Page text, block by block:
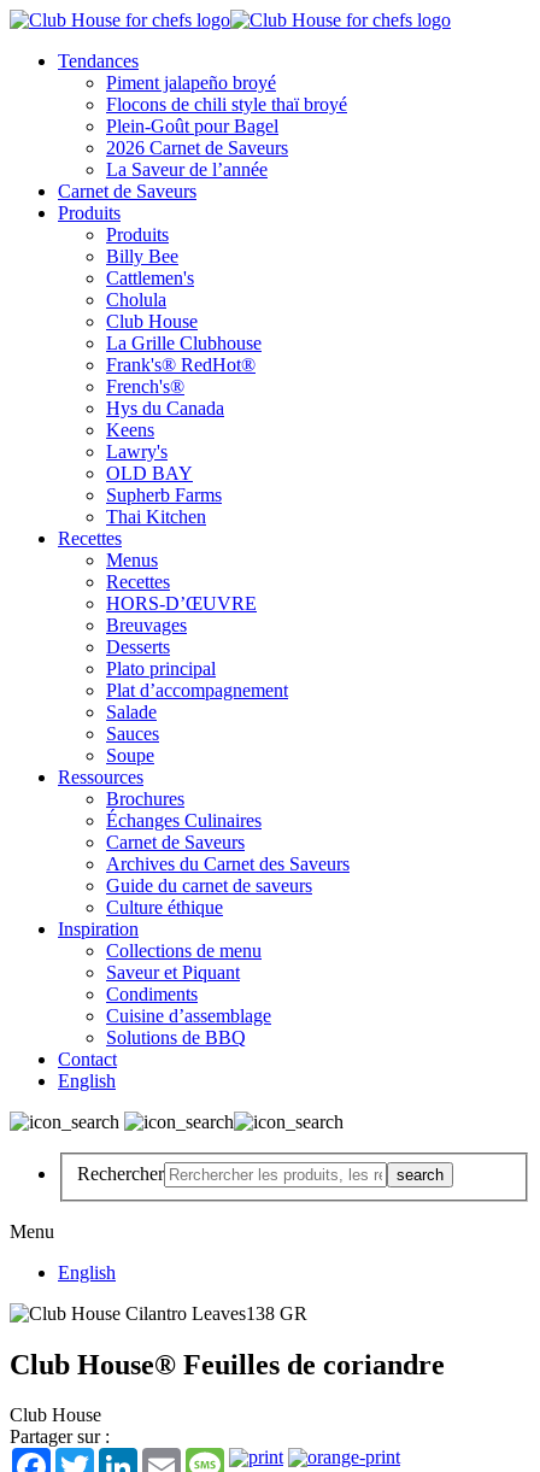
Tendances
Piment jalapeño broyé
Flocons de chili style thaï broyé
Plein-Goût pour Bagel
2026 Carnet de Saveurs
La Saveur de l’année
Carnet de Saveurs
Produits
Produits
Billy Bee
Cattlemen's
Cholula
Club House
La Grille Clubhouse
Frank's® RedHot®
French's®
Hys du Canada
Keens
Lawry's
OLD BAY
Supherb Farms
Thai Kitchen
Recettes
Menus
Recettes
HORS-D’ŒUVRE
Breuvages
Desserts
Plato principal
Plat d’accompagnement
Salade
Sauces
Soupe
Ressources
Brochures
Échanges Culinaires
Carnet de Saveurs
Archives du Carnet des Saveurs
Guide du carnet de saveurs
Culture éthique
Inspiration
Collections de menu
Saveur et Piquant
Condiments
Cuisine d’assemblage
Solutions de BBQ
Contact
English
Rechercher
Menu
English
Club House® Feuilles de coriandre
Club House
Partager sur :
Facebook
TwitterLinkedInEmail Message